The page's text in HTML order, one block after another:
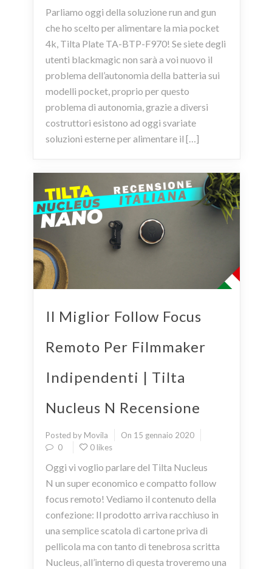
Parliamo oggi della soluzione run and gun
che ho scelto per alimentare la mia pocket
4k, Tilta Plate TA-BTP-F970! Se siete degli
utenti blackmagic non sarà a voi nuovo il
problema dell’autonomia della batteria sui
modelli pocket, proprio per questo
problema di autonomia, grazie a diversi
costruttori esistono ad oggi svariate
soluzioni esterne per alimentare il […]
Il Miglior Follow Focus
Remoto Per Filmmaker
Indipendenti | Tilta
Nucleus N Recensione
Posted by Movila
On 15 gennaio 2020
0
0 likes
Oggi vi voglio parlare del Tilta Nucleus
N un super economico e compatto follow
focus remoto! Vediamo il contenuto della
confezione: Il prodotto arriva racchiuso in
una semplice scatola di cartone priva di
pellicola ma con tanto di tenebrosa scritta
Nucleus, all’interno di questa troveremo una